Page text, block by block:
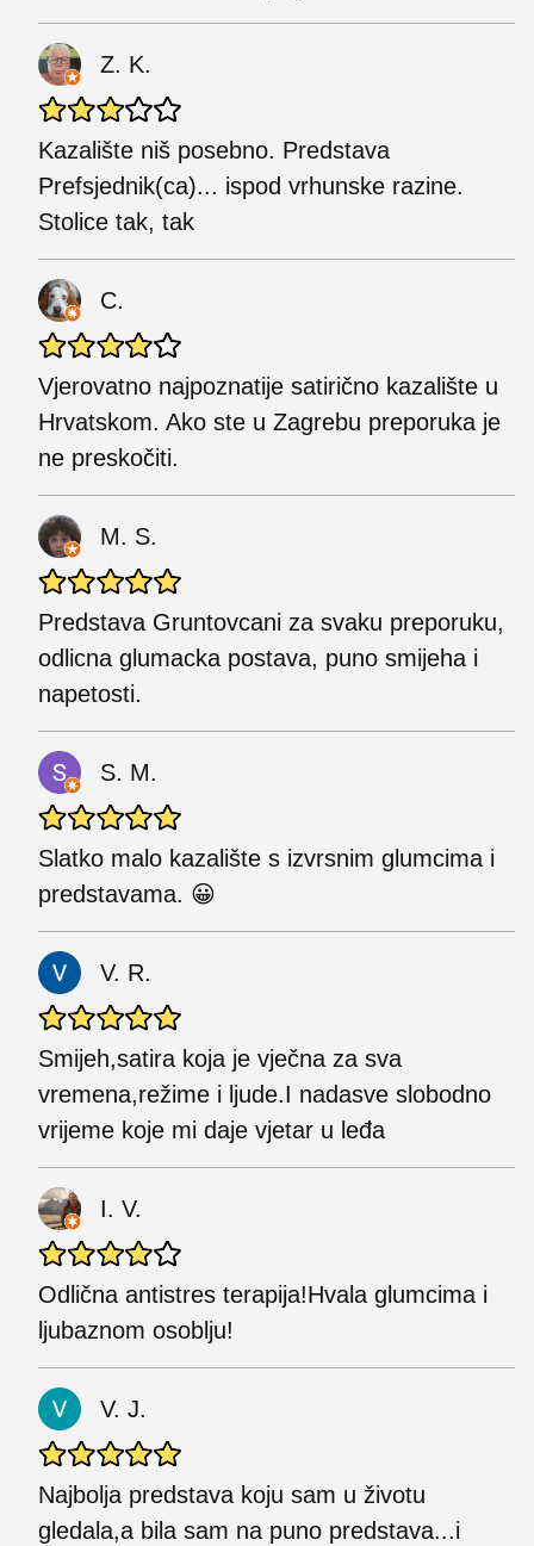
Z. K.
Kazalište niš posebno. Predstava
Prefsjednik(ca)... ispod vrhunske razine.
Stolice tak, tak
C.
Vjerovatno najpoznatije satirično kazalište u
Hrvatskom. Ako ste u Zagrebu preporuka je
ne preskočiti.
M. S.
Predstava Gruntovcani za svaku preporuku,
odlicna glumacka postava, puno smijeha i
napetosti.
S. M.
Slatko malo kazalište s izvrsnim glumcima i
predstavama. 😀
V. R.
Smijeh,satira koja je vječna za sva
vremena,režime i ljude.I nadasve slobodno
vrijeme koje mi daje vjetar u leđa
I. V.
Odlična antistres terapija!Hvala glumcima i
ljubaznom osoblju!
V. J.
Najbolja predstava koju sam u životu
gledala,a bila sam na puno predstava...i